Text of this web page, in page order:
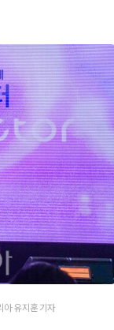
아 유지훈 기자